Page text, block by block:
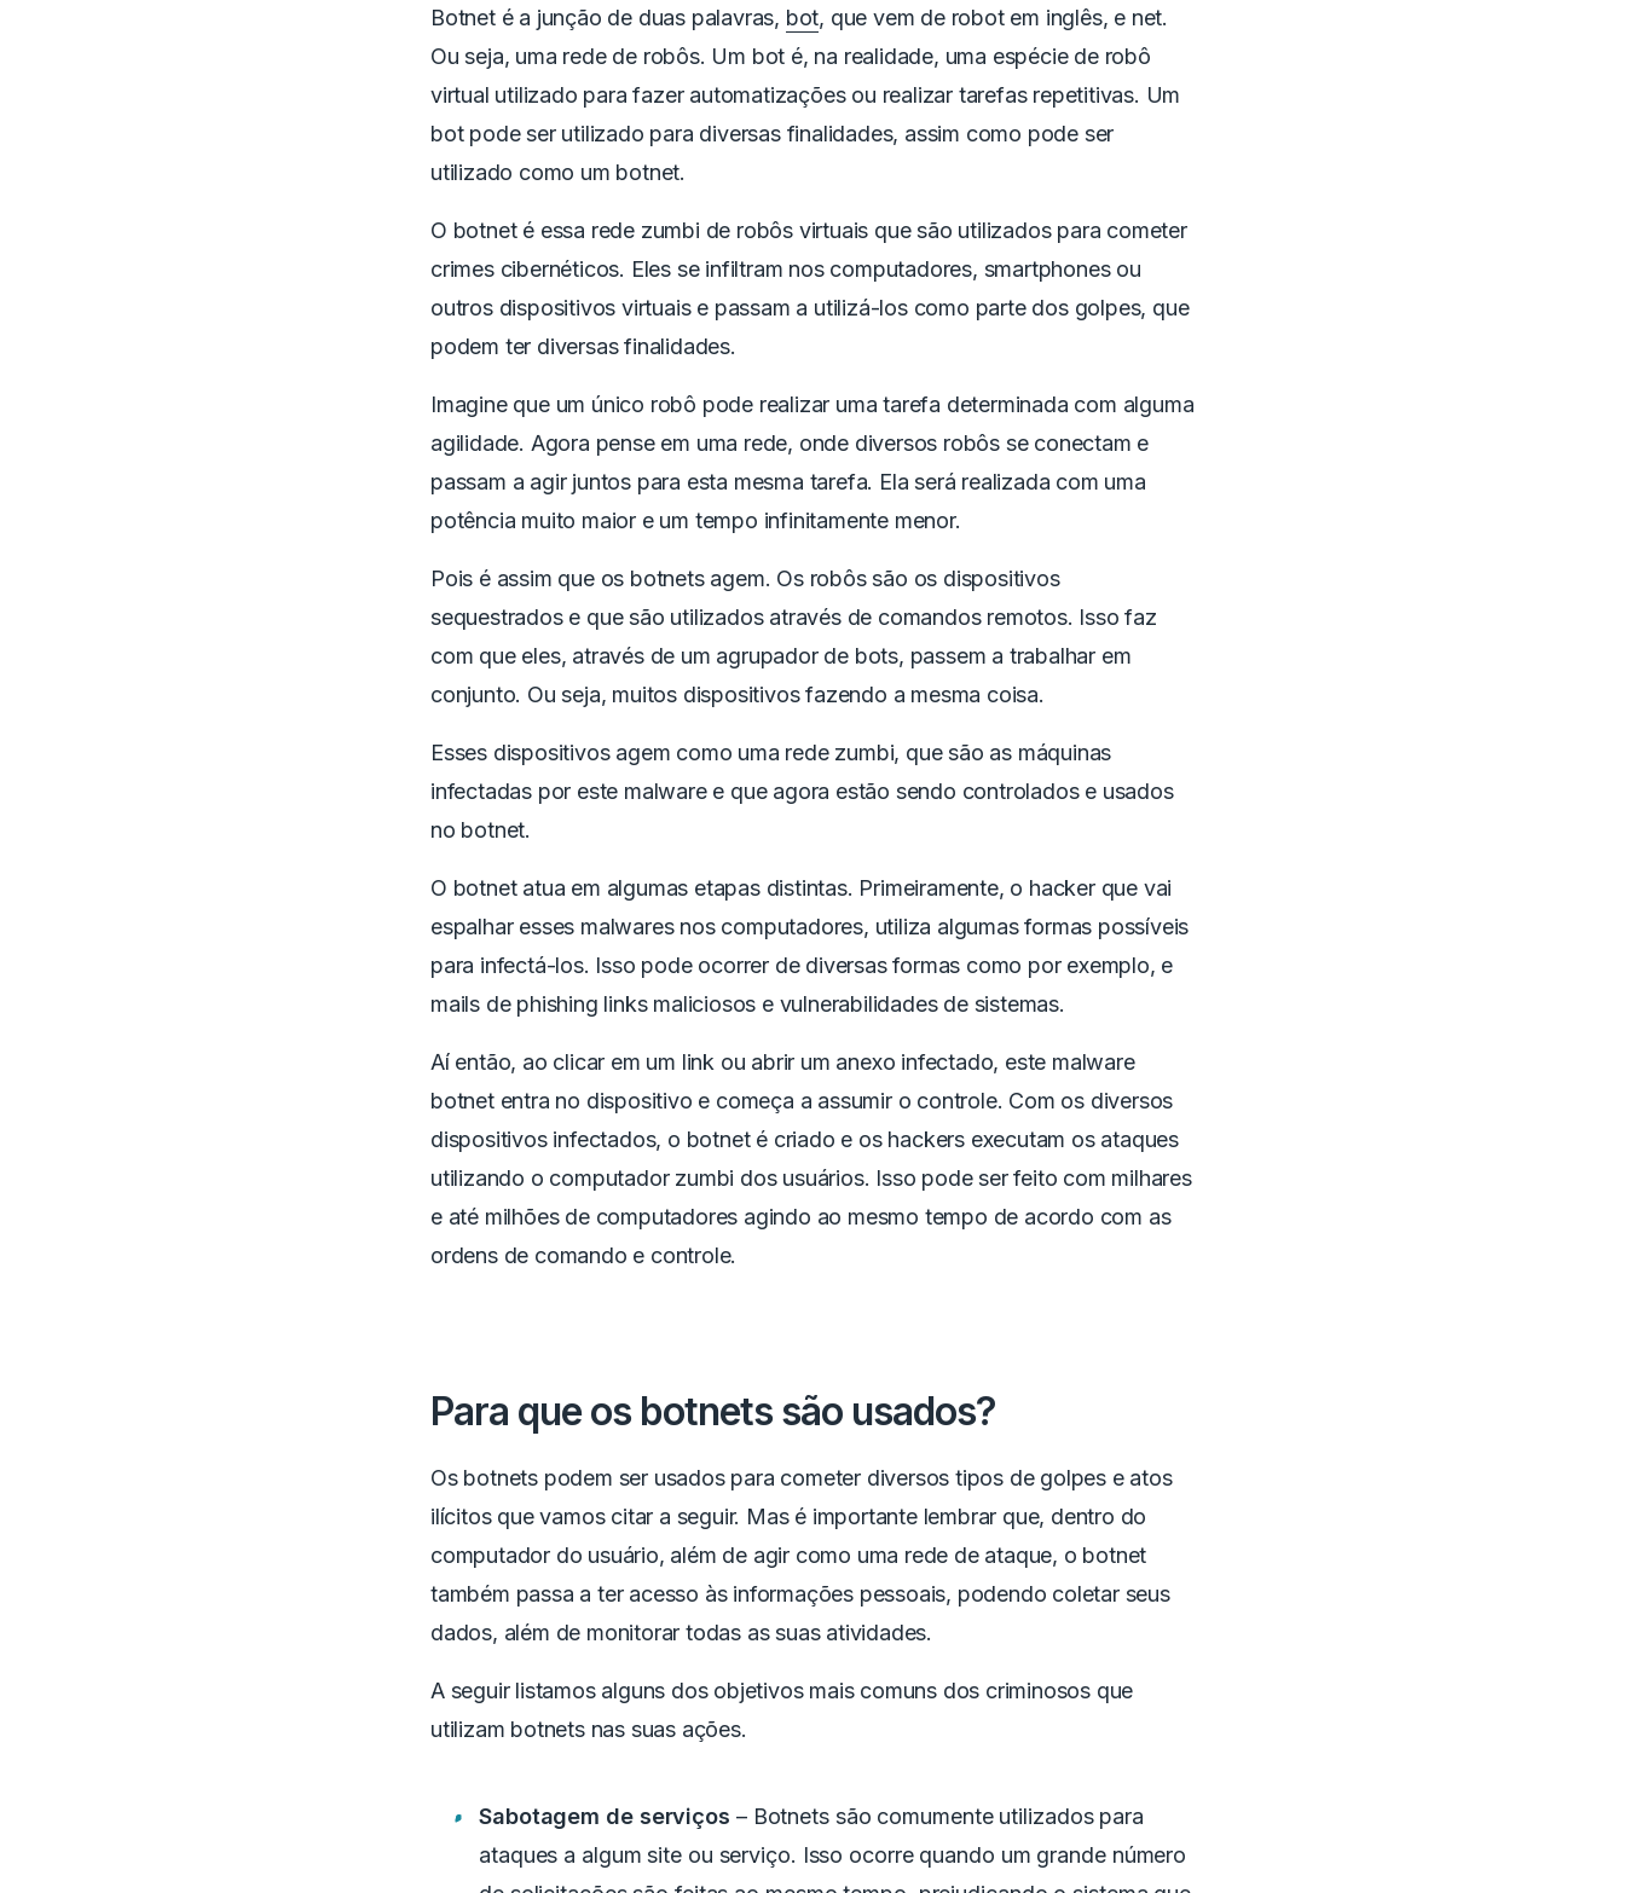
Botnet é a junção de duas palavras, bot, que vem de robot em inglês, e net.
Ou seja, uma rede de robôs. Um bot é, na realidade, uma espécie de robô
virtual utilizado para fazer automatizações ou realizar tarefas repetitivas. Um
bot pode ser utilizado para diversas finalidades, assim como pode ser
utilizado como um botnet.
O botnet é essa rede zumbi de robôs virtuais que são utilizados para cometer
crimes cibernéticos. Eles se infiltram nos computadores, smartphones ou
outros dispositivos virtuais e passam a utilizá-los como parte dos golpes, que
podem ter diversas finalidades.
Imagine que um único robô pode realizar uma tarefa determinada com alguma
agilidade. Agora pense em uma rede, onde diversos robôs se conectam e
passam a agir juntos para esta mesma tarefa. Ela será realizada com uma
potência muito maior e um tempo infinitamente menor.
Pois é assim que os botnets agem. Os robôs são os dispositivos
sequestrados e que são utilizados através de comandos remotos. Isso faz
com que eles, através de um agrupador de bots, passem a trabalhar em
conjunto. Ou seja, muitos dispositivos fazendo a mesma coisa.
Esses dispositivos agem como uma rede zumbi, que são as máquinas
infectadas por este malware e que agora estão sendo controlados e usados
no botnet.
O botnet atua em algumas etapas distintas. Primeiramente, o hacker que vai
espalhar esses malwares nos computadores, utiliza algumas formas possíveis
para infectá-los. Isso pode ocorrer de diversas formas como por exemplo, e
mails de phishing links maliciosos e vulnerabilidades de sistemas.
Aí então, ao clicar em um link ou abrir um anexo infectado, este malware
botnet entra no dispositivo e começa a assumir o controle. Com os diversos
dispositivos infectados, o botnet é criado e os hackers executam os ataques
utilizando o computador zumbi dos usuários. Isso pode ser feito com milhares
e até milhões de computadores agindo ao mesmo tempo de acordo com as
ordens de comando e controle.
Para que os botnets são usados?
Os botnets podem ser usados para cometer diversos tipos de golpes e atos
ilícitos que vamos citar a seguir. Mas é importante lembrar que, dentro do
computador do usuário, além de agir como uma rede de ataque, o botnet
também passa a ter acesso às informações pessoais, podendo coletar seus
dados, além de monitorar todas as suas atividades.
A seguir listamos alguns dos objetivos mais comuns dos criminosos que
utilizam botnets nas suas ações.
Sabotagem de serviços – Botnets são comumente utilizados para
ataques a algum site ou serviço. Isso ocorre quando um grande número